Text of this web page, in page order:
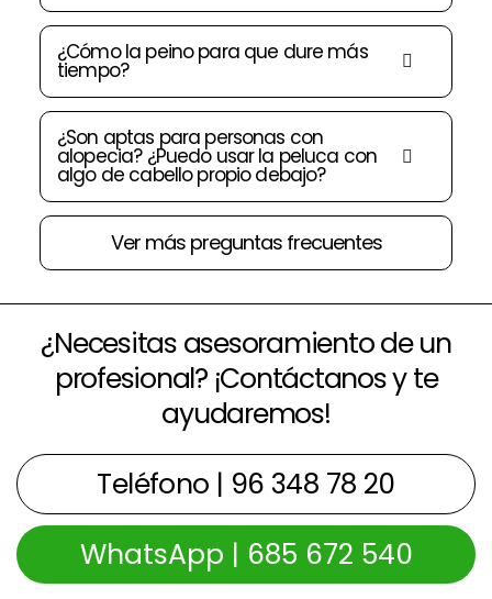
¿Cómo la peino para que dure más
tiempo?
¿Son aptas para personas con
alopecia? ¿Puedo usar la peluca con
algo de cabello propio debajo?
Ver más preguntas frecuentes
¿Necesitas asesoramiento de un
profesional? ¡Contáctanos y te
ayudaremos!
Teléfono | 96 348 78 20
WhatsApp | 685 672 540